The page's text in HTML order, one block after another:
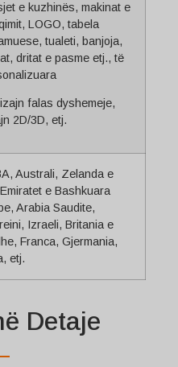
e kuzhinës, makinat e
LOGO, tabela
tualeti, banjoja,
dritat e pasme etj., të
falas dyshemeje,
2D/3D, etj.
Australi, Zelanda e
e Bashkuara
Arabia Saudite,
Izraeli, Britania e
Franca, Gjermania,
etj.
Detaje